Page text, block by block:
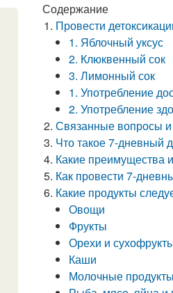
Содержание
Провести
1. Яблочный уксус
2. Клюквенный сок
3. Лимонный сок
1. Употребление
2. Употребление
Связанные вопросы и
Что такое 7-дневный
Какие преимущества
Как провести 7-
Какие продукты
Овощи
Фрукты
Орехи и
Каши
Молочные продукты